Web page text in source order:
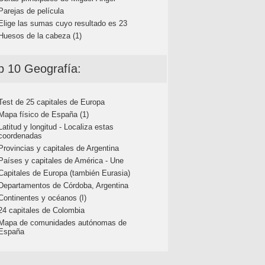
de película
las sumas cuyo resultado es 23
de la cabeza (1)
10 Geografía:
de 25 capitales de Europa
físico de España (1)
y longitud - Localiza estas
y capitales de Argentina
y capitales de América - Une
de Europa (también Eurasia)
de Córdoba, Argentina
y océanos (I)
capitales de Colombia
de comunidades autónomas de